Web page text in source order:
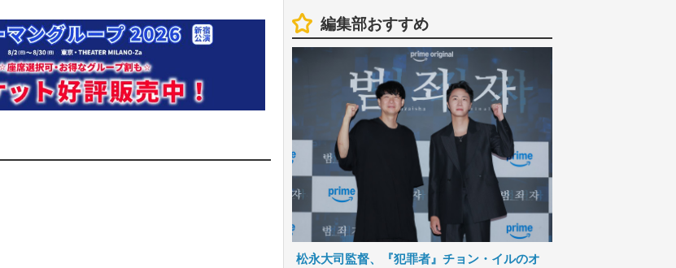
編集部おすすめ
松永大司監督、『犯罪者』チョン・イルのオ